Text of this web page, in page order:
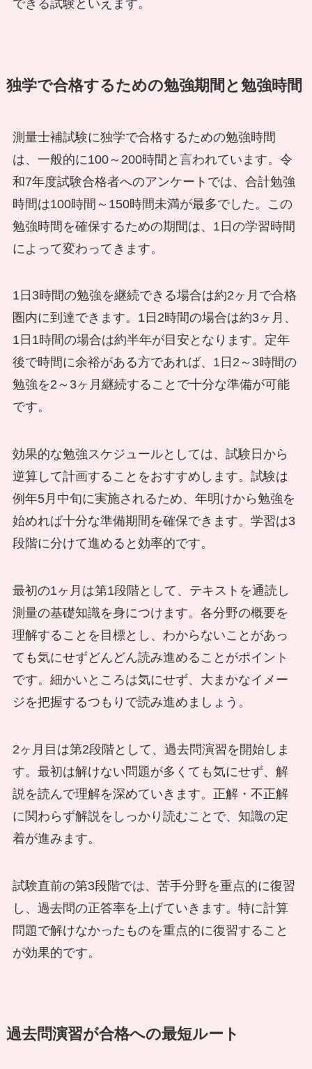
できる試験といえます。
独学で合格するための勉強期間と勉強時間
測量士補試験に独学で合格するための勉強時間
は、一般的に100～200時間と言われています。令
和7年度試験合格者へのアンケートでは、合計勉強
時間は100時間～150時間未満が最多でした。この
勉強時間を確保するための期間は、1日の学習時間
によって変わってきます。
1日3時間の勉強を継続できる場合は約2ヶ月で合格
圏内に到達できます。1日2時間の場合は約3ヶ月、
1日1時間の場合は約半年が目安となります。定年
後で時間に余裕がある方であれば、1日2～3時間の
勉強を2～3ヶ月継続することで十分な準備が可能
です。
効果的な勉強スケジュールとしては、試験日から
逆算して計画することをおすすめします。試験は
例年5月中旬に実施されるため、年明けから勉強を
始めれば十分な準備期間を確保できます。学習は3
段階に分けて進めると効率的です。
最初の1ヶ月は第1段階として、テキストを通読し
測量の基礎知識を身につけます。各分野の概要を
理解することを目標とし、わからないことがあっ
ても気にせずどんどん読み進めることがポイント
です。細かいところは気にせず、大まかなイメー
ジを把握するつもりで読み進めましょう。
2ヶ月目は第2段階として、過去問演習を開始しま
す。最初は解けない問題が多くても気にせず、解
説を読んで理解を深めていきます。正解・不正解
に関わらず解説をしっかり読むことで、知識の定
着が進みます。
試験直前の第3段階では、苦手分野を重点的に復習
し、過去問の正答率を上げていきます。特に計算
問題で解けなかったものを重点的に復習すること
が効果的です。
過去問演習が合格への最短ルート